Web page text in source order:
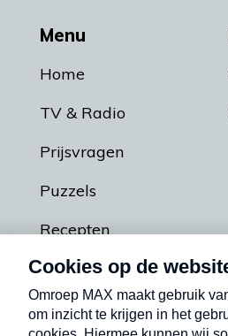
Menu
Home
TV & Radio
Prijsvragen
Puzzels
Recepten
Podcasts